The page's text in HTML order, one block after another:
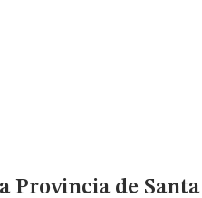
Provincia de